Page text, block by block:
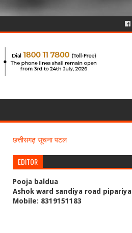
छत्तीसगढ़ सूचना पटल
EDITOR
Pooja baldua
Ashok ward sandiya road pipariya
Mobile: 8319151183